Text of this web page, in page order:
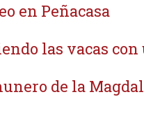
en Peñacasa
las vacas
de la